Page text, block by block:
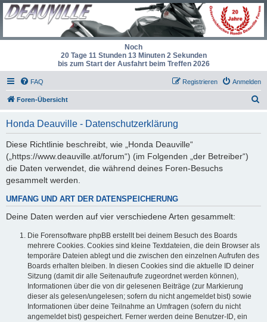
Noch
20 Tage 11 Stunden 13 Minuten 2 Sekunden
bis zum Start der Ausfahrt beim Treffen 2026
FAQ Anmelden
Registrieren
Foren-Übersicht
Honda Deauville - Datenschutzerklärung
Diese Richtlinie beschreibt, wie „Honda Deauville“
(„https://www.deauville.at/forum“) (im Folgenden „der Betreiber“)
die Daten verwendet, die während deines Foren-Besuchs
gesammelt werden.
UMFANG UND ART DER DATENSPEICHERUNG
Deine Daten werden auf vier verschiedene Arten gesammelt:
Die Forensoftware phpBB erstellt bei deinem Besuch des Boards
mehrere Cookies. Cookies sind kleine Textdateien, die dein Browser als
temporäre Dateien ablegt und die zwischen den einzelnen Aufrufen des
Boards erhalten bleiben. In diesen Cookies sind die aktuelle ID deiner
Sitzung (damit dir alle Seitenaufrufe zugeordnet werden können),
Informationen über die von dir gelesenen Beiträge (zur Markierung
dieser als gelesen/ungelesen; sofern du nicht angemeldet bist) sowie
Informationen über deine Teilnahme an Umfragen (sofern du nicht
angemeldet bist) gespeichert. Ferner werden deine Benutzer-ID, ein